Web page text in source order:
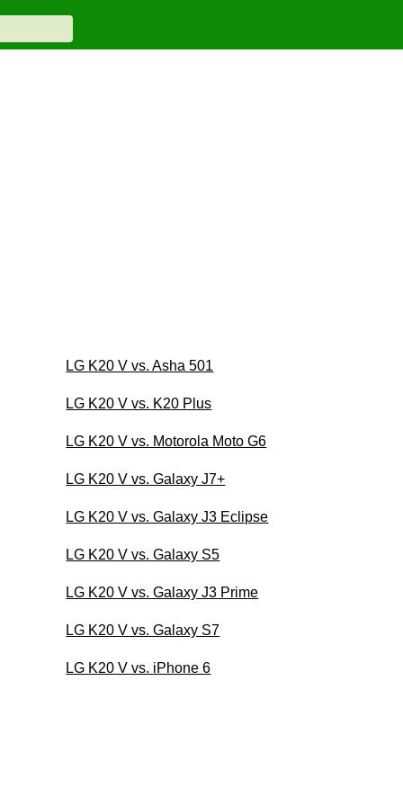
LG K20 V vs. Asha 501
LG K20 V vs. K20 Plus
LG K20 V vs. Motorola Moto G6
LG K20 V vs. Galaxy J7+
LG K20 V vs. Galaxy J3 Eclipse
LG K20 V vs. Galaxy S5
LG K20 V vs. Galaxy J3 Prime
LG K20 V vs. Galaxy S7
LG K20 V vs. iPhone 6